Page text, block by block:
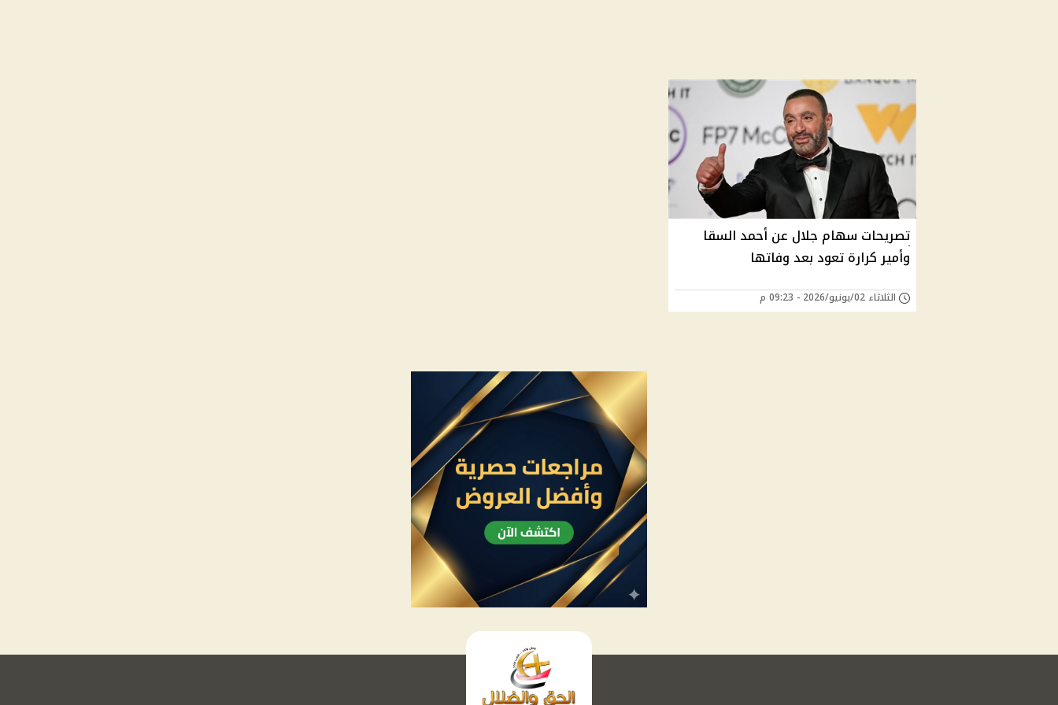
تصريحات سهام جلال عن أحمد السقا
وأمير كرارة تعود بعد وفاتها
الثلاثاء 02/يونيو/2026 - 09:23 م